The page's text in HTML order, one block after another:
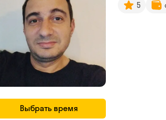
Выбрать время
5